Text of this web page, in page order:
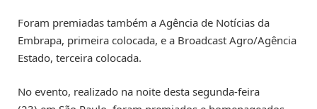
Foram premiadas também a Agência de Notícias da
Embrapa, primeira colocada, e a Broadcast Agro/Agência
Estado, terceira colocada.
No evento, realizado na noite desta segunda-feira